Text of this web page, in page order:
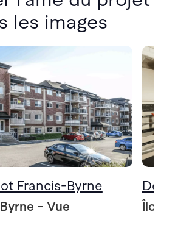
les images
Francis-Byrne
- Vue
Îlot